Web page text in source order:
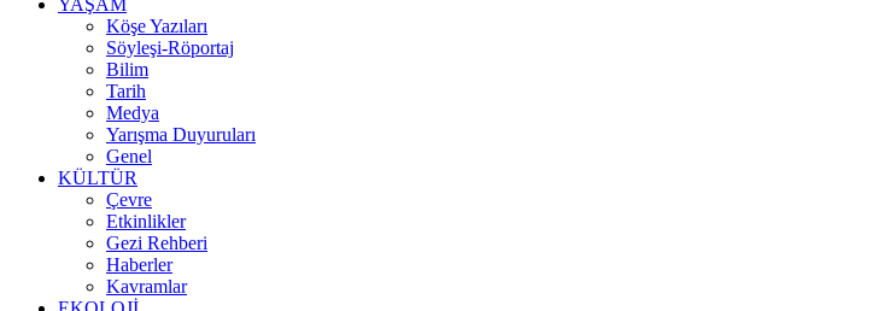
YAŞAM
Köşe Yazıları
Söyleşi-Röportaj
Bilim
Tarih
Medya
Yarışma Duyuruları
Genel
KÜLTÜR
Çevre
Etkinlikler
Gezi Rehberi
Haberler
Kavramlar